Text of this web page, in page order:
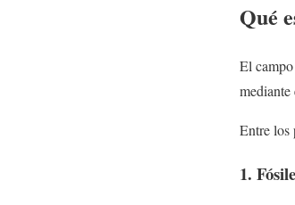
Qué
El
Entre los
1.